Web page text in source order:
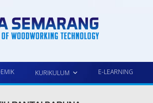
KURIKULUM E-LEARNING